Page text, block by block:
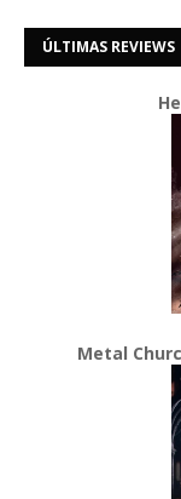
ÚLTIMAS REVIEWS
Metal